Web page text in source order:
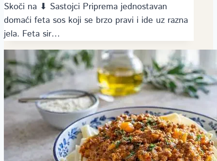
Skoči na ⬇ Sastojci Priprema jednostavan
domaći feta sos koji se brzo pravi i ide uz razna
jela. Feta sir…